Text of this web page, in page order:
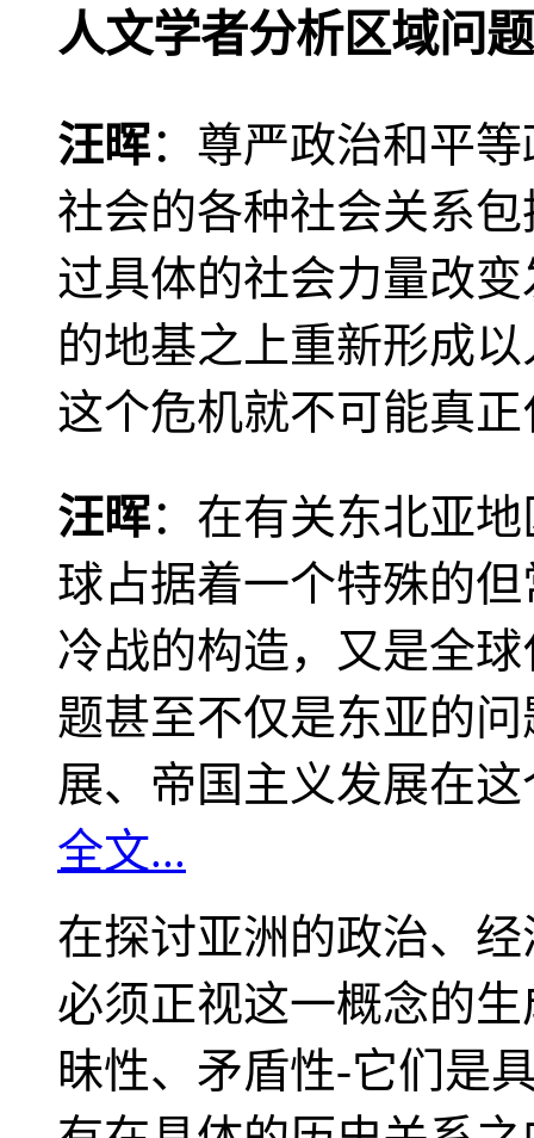
人文学者分析区域问题
汪晖：尊严政治和平
社会的各种社会关系
过具体的社会力量改
的地基之上重新形成
这个危机就不可能真
汪晖：在有关东北亚
球占据着一个特殊的
冷战的构造，又是全
题甚至不仅是东亚的
展、帝国主义发展在
全文...
在探讨亚洲的政治、
必须正视这一概念的
昧性、矛盾性-它们是